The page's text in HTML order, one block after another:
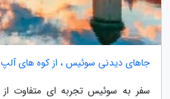
جاهای دیدنی سوئیس ، از کوه های آلپ
سفر به سوئیس تجربه ای متفاوت